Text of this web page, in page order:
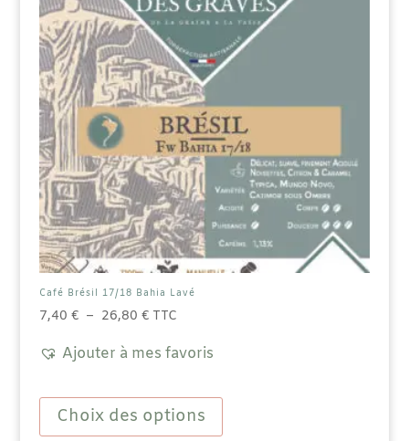
Café Brésil 17/18 Bahia Lavé
7,40 € – 26,80 €Plage
prix :
à
26,80 €
TTC
Ajouter à mes favoris
Choix des options
produit
plusieurs